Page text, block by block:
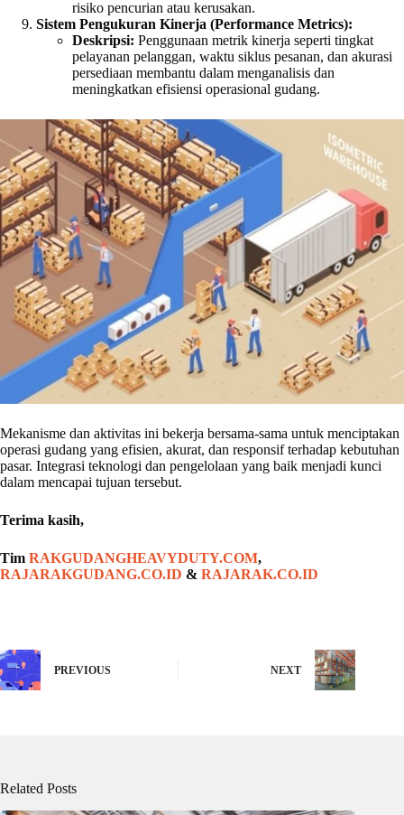
risiko pencurian atau kerusakan.
Sistem Pengukuran Kinerja (Performance Metrics):
Deskripsi: Penggunaan metrik kinerja seperti tingkat
pelayanan pelanggan, waktu siklus pesanan, dan akurasi
persediaan membantu dalam menganalisis dan
meningkatkan efisiensi operasional gudang.
Mekanisme dan aktivitas ini bekerja bersama-sama untuk menciptakan
operasi gudang yang efisien, akurat, dan responsif terhadap kebutuhan
pasar. Integrasi teknologi dan pengelolaan yang baik menjadi kunci
dalam mencapai tujuan tersebut.
Terima kasih,
Tim RAKGUDANGHEAVYDUTY.COM,
RAJARAKGUDANG.CO.ID & RAJARAK.CO.ID
PREVIOUS NEXT
Related Posts